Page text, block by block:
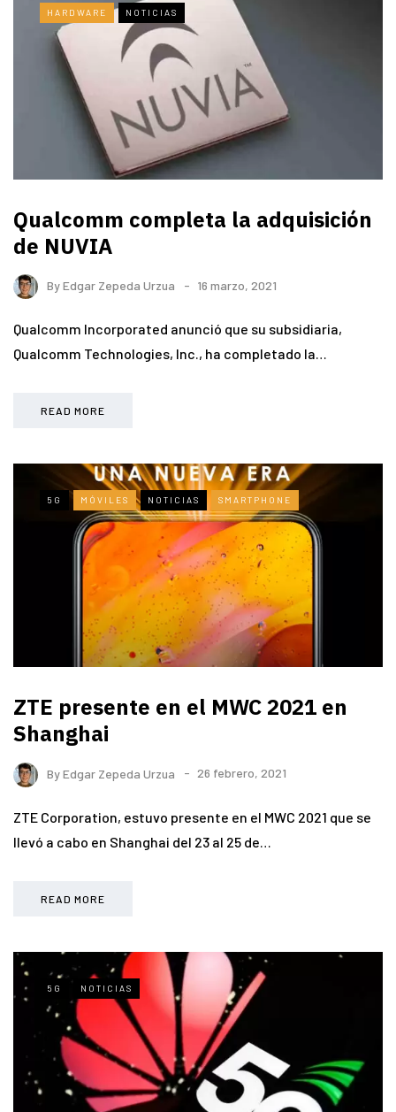
HARDWARE NOTICIAS
Qualcomm completa la adquisición
de NUVIA
ByEdgar Zepeda Urzua 16 marzo, 2021
Qualcomm Incorporated anunció que su subsidiaria,
Qualcomm Technologies, Inc., ha completado la…
READ MORE
5G MÓVILES NOTICIAS SMARTPHONE
ZTE presente en el MWC 2021 en
Shanghai
ByEdgar Zepeda Urzua 26 febrero, 2021
ZTE Corporation, estuvo presente en el MWC 2021 que se
llevó a cabo en Shanghai del 23 al 25 de…
READ MORE
5G NOTICIAS